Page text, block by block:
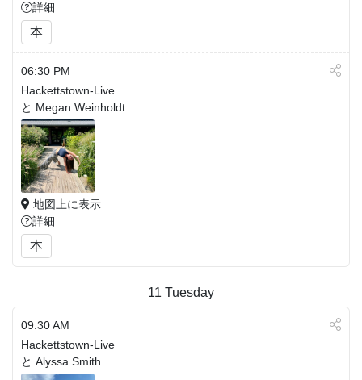
詳細
本
06:30 PM
Hackettstown-Live
と Megan Weinholdt
地図上に表示
詳細
本
11 Tuesday
09:30 AM
Hackettstown-Live
と Alyssa Smith